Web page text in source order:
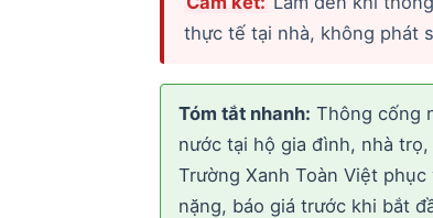
thực tế tại nhà, không phát
Tóm tắt nhanh: Thông cống
nước tại hộ gia đình, nhà
Trường Xanh Toàn Việt
nặng, báo giá trước khi bắt